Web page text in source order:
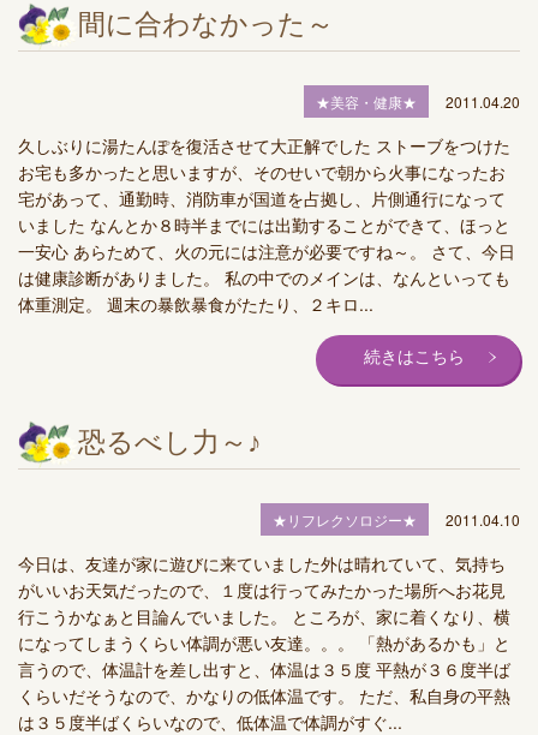
間に合わなかった～
★美容・健康★ 2011.04.20
久しぶりに湯たんぽを復活させて大正解でした ストーブをつけた
お宅も多かったと思いますが、そのせいで朝から火事になったお
宅があって、通勤時、消防車が国道を占拠し、片側通行になって
いました なんとか８時半までには出勤することができて、ほっと
一安心 あらためて、火の元には注意が必要ですね～。 さて、今日
は健康診断がありました。 私の中でのメインは、なんといっても
体重測定。 週末の暴飲暴食がたたり、２キロ...
続きはこちら
恐るべし力～♪
★リフレクソロジー★ 2011.04.10
今日は、友達が家に遊びに来ていました外は晴れていて、気持ち
がいいお天気だったので、１度は行ってみたかった場所へお花見
行こうかなぁと目論んでいました。 ところが、家に着くなり、横
になってしまうくらい体調が悪い友達。。。 「熱があるかも」と
言うので、体温計を差し出すと、体温は３５度 平熱が３６度半ば
くらいだそうなので、かなりの低体温です。 ただ、私自身の平熱
は３５度半ばくらいなので、低体温で体調がすぐ...